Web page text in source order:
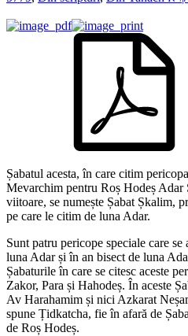
Șabatul acesta, în care citim
Mevarchim pentru Roș Hodeș Adar
viitoare, se numește Șabat Șkalim,
pe care le citim de luna Adar.
Sunt patru pericope speciale care
luna Adar și în an bisect de luna
Șabaturile în care se citesc aceste
Zakor, Para și Hahodeș. În aceste
Av Harahamim și nici Azkarat
spune Țidkatcha, fie în afară de
de Roș Hodeș.